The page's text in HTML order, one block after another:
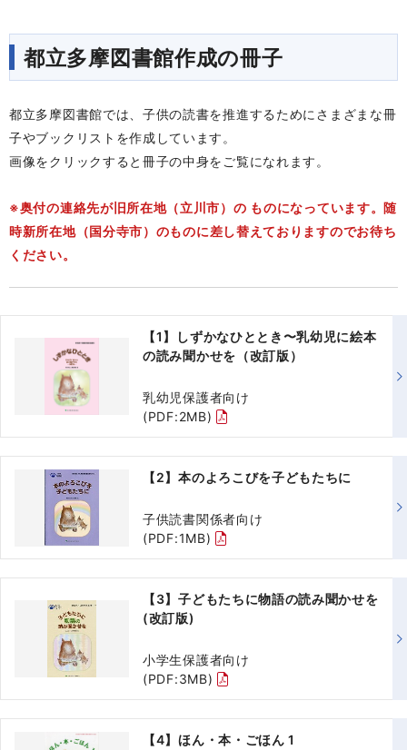
都立多摩図書館作成の冊子
都立多摩図書館では、子供の読書を推進するためにさまざまな冊
子やブックリストを作成しています。
画像をクリックすると冊子の中身をご覧になれます。
※奥付の連絡先が旧所在地（立川市）の ものになっています。随
時新所在地（国分寺市）のものに差し替えておりますのでお待ち
ください。
【1】しずかなひととき〜乳幼児に絵本
の読み聞かせを（改訂版）
乳幼児保護者向け
(PDF:2MB)
【2】本のよろこびを子どもたちに
子供読書関係者向け
(PDF:1MB)
【3】子どもたちに物語の読み聞かせを
(改訂版)
小学生保護者向け
(PDF:3MB)
【4】ほん・本・ごほん 1